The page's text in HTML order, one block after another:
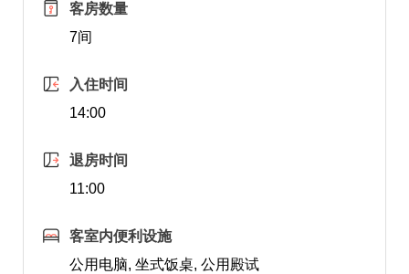
客房数量
7间
入住时间
14:00
退房时间
11:00
客室内便利设施
公用电脑, 坐式饭桌, 公用殿试